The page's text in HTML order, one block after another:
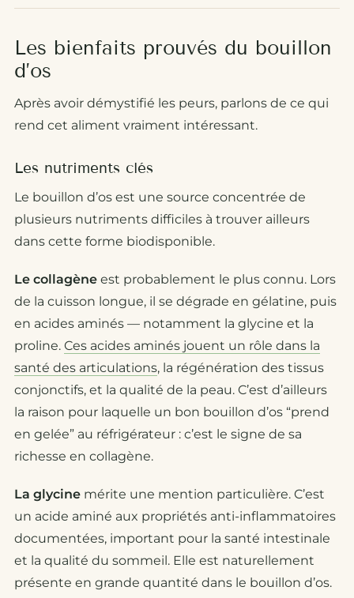
Les bienfaits prouvés du bouillon
d’os
Après avoir démystifié les peurs, parlons de ce qui
rend cet aliment vraiment intéressant.
Les nutriments clés
Le bouillon d’os est une source concentrée de
plusieurs nutriments difficiles à trouver ailleurs
dans cette forme biodisponible.
Le collagène est probablement le plus connu. Lors
de la cuisson longue, il se dégrade en gélatine, puis
en acides aminés — notamment la glycine et la
proline. Ces acides aminés jouent un rôle dans la
santé des articulations, la régénération des tissus
conjonctifs, et la qualité de la peau. C’est d’ailleurs
la raison pour laquelle un bon bouillon d’os “prend
en gelée” au réfrigérateur : c’est le signe de sa
richesse en collagène.
La glycine mérite une mention particulière. C’est
un acide aminé aux propriétés anti-inflammatoires
documentées, important pour la santé intestinale
et la qualité du sommeil. Elle est naturellement
présente en grande quantité dans le bouillon d’os.